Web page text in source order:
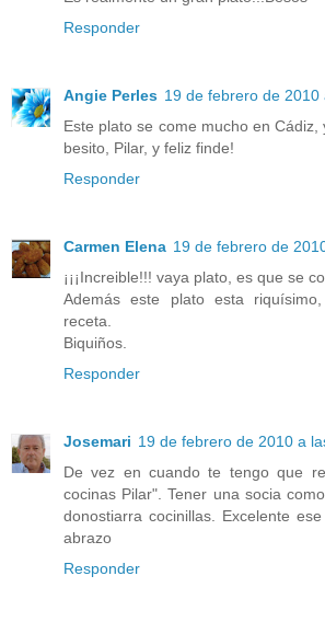
Responder
Angie Perles 19 de febrero de 2010
Este plato se come mucho en
besito, Pilar, y feliz finde!
Responder
Carmen Elena 19 de febrero de
¡¡¡Increible!!! vaya plato, es que se
Además este plato esta
receta.
Biquiños.
Responder
Josemari 19 de febrero de 2010 a
De vez en cuando te tengo que
cocinas Pilar". Tener una socia
donostiarra cocinillas. Excelente
abrazo
Responder